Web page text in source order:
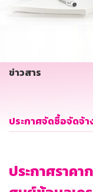
อื่นๆ
ข่าวสาร
ประกาศจัดซื้อจัดจ้า
ประกาศราค